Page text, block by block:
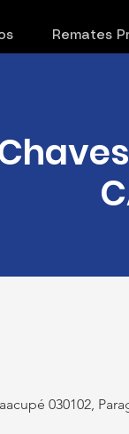
Remates
030102,